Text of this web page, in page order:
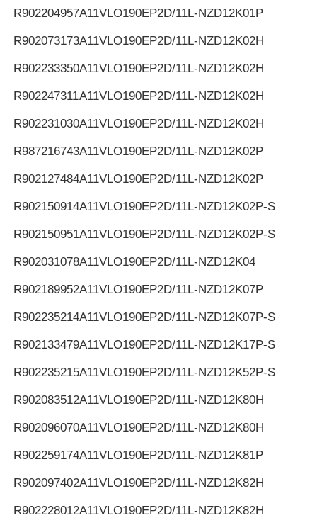
R902204957A11VLO190EP2D/11L-NZD12K01P
R902073173A11VLO190EP2D/11L-NZD12K02H
R902233350A11VLO190EP2D/11L-NZD12K02H
R902247311A11VLO190EP2D/11L-NZD12K02H
R902231030A11VLO190EP2D/11L-NZD12K02H
R987216743A11VLO190EP2D/11L-NZD12K02P
R902127484A11VLO190EP2D/11L-NZD12K02P
R902150914A11VLO190EP2D/11L-NZD12K02P-S
R902150951A11VLO190EP2D/11L-NZD12K02P-S
R902031078A11VLO190EP2D/11L-NZD12K04
R902189952A11VLO190EP2D/11L-NZD12K07P
R902235214A11VLO190EP2D/11L-NZD12K07P-S
R902133479A11VLO190EP2D/11L-NZD12K17P-S
R902235215A11VLO190EP2D/11L-NZD12K52P-S
R902083512A11VLO190EP2D/11L-NZD12K80H
R902096070A11VLO190EP2D/11L-NZD12K80H
R902259174A11VLO190EP2D/11L-NZD12K81P
R902097402A11VLO190EP2D/11L-NZD12K82H
R902228012A11VLO190EP2D/11L-NZD12K82H